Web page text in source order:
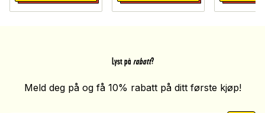
Lyst på rabatt?
Meld deg på og få 10% rabatt på ditt første kjøp!